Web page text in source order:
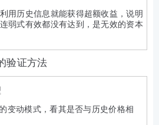
利用历史信息就能获得超额收益，说明
弱式有效都没有达到，是无效的资本
验证方法
变动模式，看其是否与历史价格相